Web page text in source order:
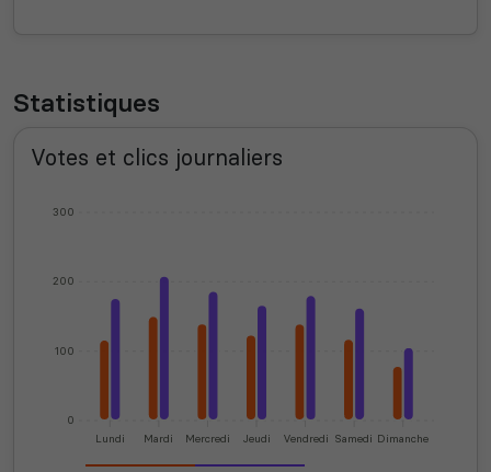
Statistiques
Votes et clics journaliers
0
100
200
300
Lundi Mardi Mercredi Jeudi Vendredi Samedi Dimanche